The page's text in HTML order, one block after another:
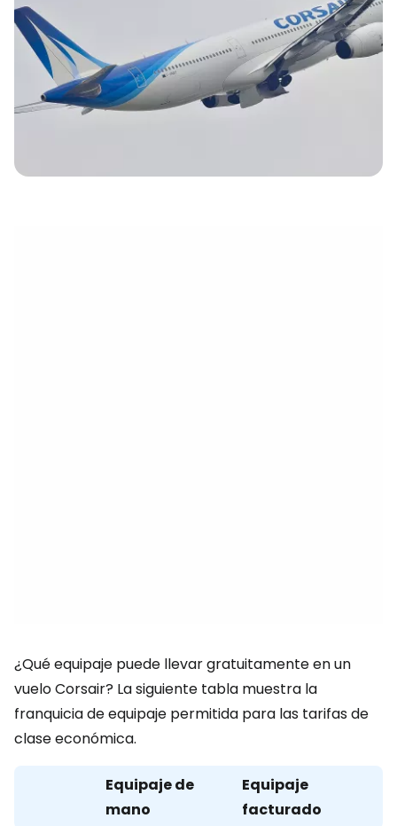
¿Qué equipaje puede llevar gratuitamente en un
vuelo Corsair? La siguiente tabla muestra la
franquicia de equipaje permitida para las tarifas de
clase económica.
Equipaje de
mano
Equipaje
facturado